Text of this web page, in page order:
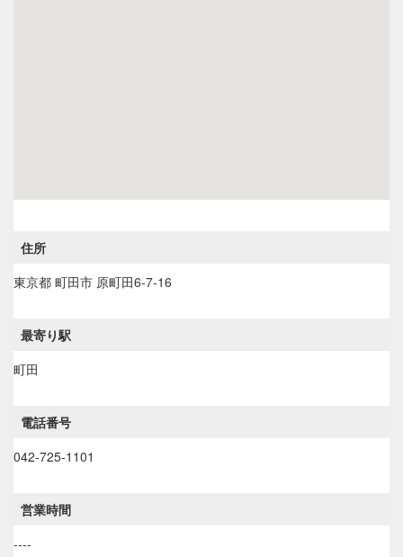
住所
東京都 町田市 原町田6-7-16
最寄り駅
町田
電話番号
042-725-1101
営業時間
----